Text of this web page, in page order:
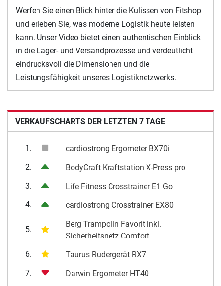
Werfen Sie einen Blick hinter die Kulissen von Fitshop
und erleben Sie, was moderne Logistik heute leisten
kann. Unser Video bietet einen authentischen Einblick
in die Lager- und Versandprozesse und verdeutlicht
eindrucksvoll die Dimensionen und die
Leistungsfähigkeit unseres Logistiknetzwerks.
VERKAUFSCHARTS DER LETZTEN 7 TAGE
1.
cardiostrong Ergometer BX70i
2.
BodyCraft Kraftstation X-Press pro
3.
Life Fitness Crosstrainer E1 Go
4.
cardiostrong Crosstrainer EX80
5.
Berg Trampolin Favorit inkl.
Sicherheitsnetz Comfort
6.
Taurus Rudergerät RX7
7.
Darwin Ergometer HT40